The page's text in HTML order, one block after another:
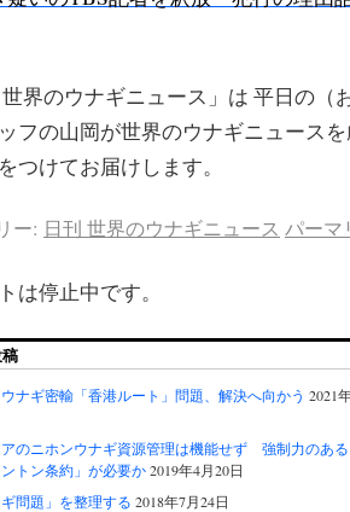
世界のウナギニュース」は 平日の（
フの山岡が世界のウナギニュース
つけてお届けします。
ー: 日刊 世界のウナギニュース パーマ
は停止中です。
ナギ密輸「香港ルート」問題、解決へ向かう 2021
のニホンウナギ資源管理は機能せず 強制力のある
ントン条約」が必要か2019年4月20日
ギ問題」を整理する 2018年7月24日